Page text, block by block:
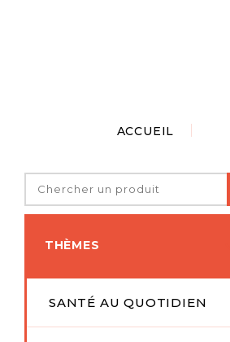
ACCUEIL
THÈMES
SANTÉ AU QUOTIDIEN